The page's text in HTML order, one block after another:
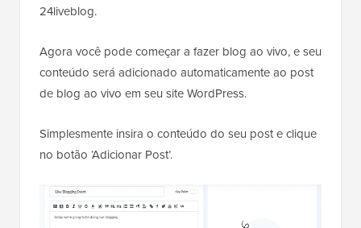
24liveblog.
Agora você pode começar a fazer blog ao vivo, e seu
conteúdo será adicionado automaticamente ao post
de blog ao vivo em seu site WordPress.
Simplesmente insira o conteúdo do seu post e clique
no botão ‘Adicionar Post’.